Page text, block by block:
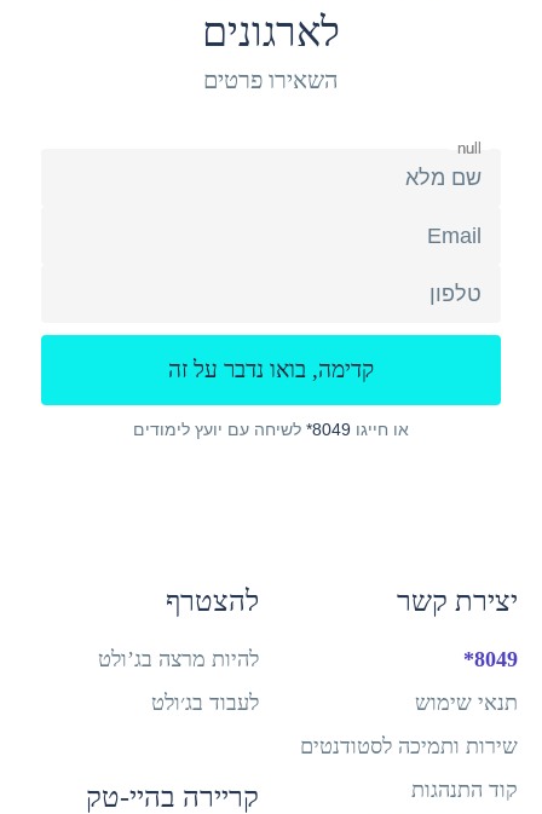
לארגונים
השאירו פרטים
או חייגו 8049* לשיחה עם יועץ לימודים
null
null
יצירת קשר
8049*
תנאי שימוש
שירות ותמיכה לסטודנטים
קוד התנהגות
להצטרף
להיות מרצה בג’ולט
לעבוד בג׳ולט
קריירה בהיי-טק